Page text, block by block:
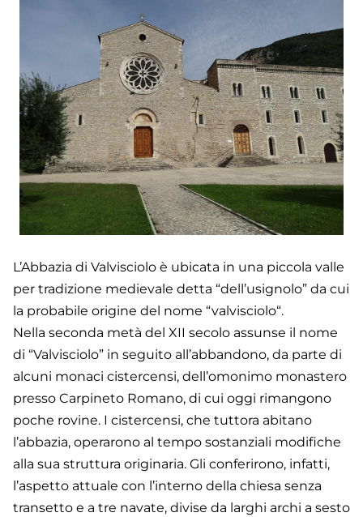
L’Abbazia di Valvisciolo è ubicata in una piccola valle
per tradizione medievale detta “dell’usignolo” da cui
la probabile origine del nome “valvisciolo“.
Nella seconda metà del XII secolo assunse il nome
di “Valvisciolo” in seguito all’abbandono, da parte di
alcuni monaci cistercensi, dell’omonimo monastero
presso Carpineto Romano, di cui oggi rimangono
poche rovine. I cistercensi, che tuttora abitano
l’abbazia, operarono al tempo sostanziali modifiche
alla sua struttura originaria. Gli conferirono, infatti,
l’aspetto attuale con l’interno della chiesa senza
transetto e a tre navate, divise da larghi archi a sesto